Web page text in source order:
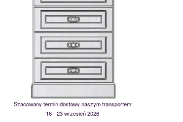
Szacowany termin dostawy naszym transportem:
16 - 23 wrzesień 2026